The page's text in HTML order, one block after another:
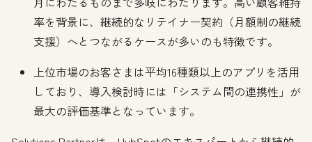
率を背景に、継続的なリテイナー契約（月額制の継続
支援）へとつながるケースが多いのも特徴です。
上位市場のお客さまは平均16種類以上のアプリを活用
しており、導入検討時には「システム間の連携性」が
最大の評価基準となっています。